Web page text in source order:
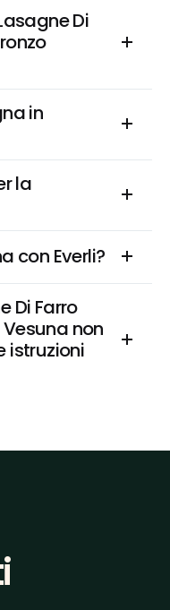
Di
in
la
con Everli?
Di Farro
non
istruzioni